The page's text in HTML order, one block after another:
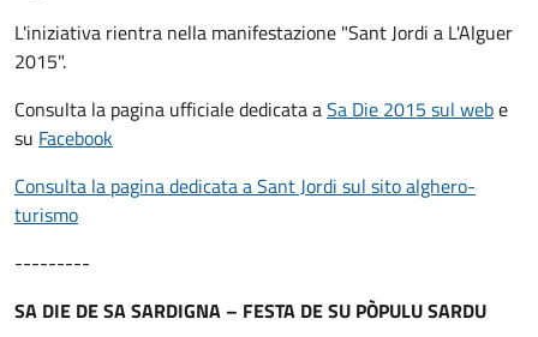
L'iniziativa rientra nella manifestazione "Sant Jordi a L'Alguer
2015".
Consulta la pagina ufficiale dedicata aSa Die 2015 sul webe
su Facebook
Consulta la pagina dedicata a Sant Jordi sul sito alghero-
turismo
---------
SA DIE DE SA SARDIGNA – FESTA DE SU PÒPULU SARDU